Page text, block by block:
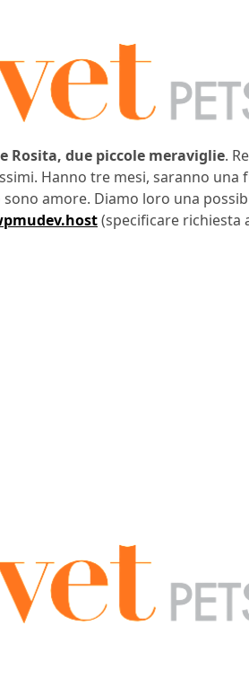
Rosita, due piccole meraviglie.
Hanno tre mesi, saranno una
amore. Diamo loro una
(specificare richiesta